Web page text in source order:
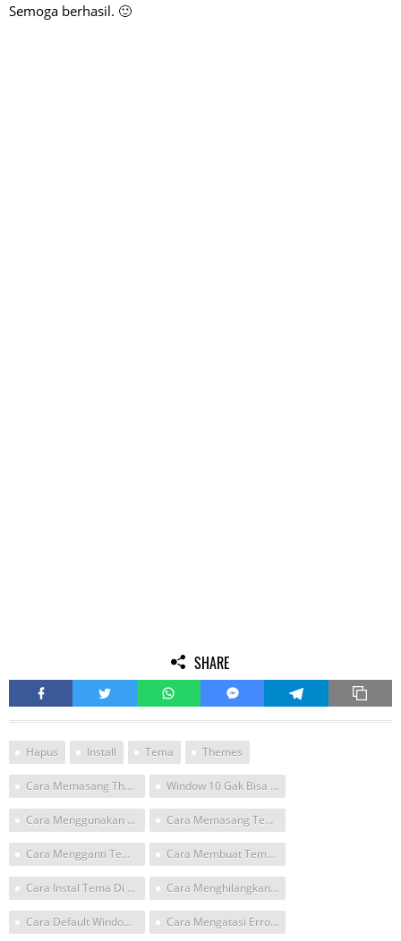
Semoga berhasil. 🙂
SHARE
Hapus Install Tema Themes
Cara Memasang Thema Windows 10 Window 10 Gak Bisa Ganti Tema
Cara Menggunakan Tema Di Win 10 Cara Memasang Tena Untuk Windows 10
Cara Mengganti Tema Windows10 Cara Membuat Tema Leptop Windows 10
Cara Instal Tema Di Windows 10 Cara Menghilangkan Tema Dan Memberikam Tema Pada Leptop
Cara Default Windows 10 Salah Tema Cara Mengatasi Error Pas Instal Tema Di Win 10